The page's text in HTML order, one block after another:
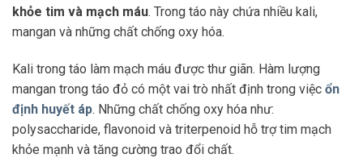
khỏe tim và mạch máu. Trong táo này chứa nhiều kali,
mangan và những chất chống oxy hóa.
Kali trong táo làm mạch máu được thư giãn. Hàm lượng
mangan trong táo đỏ có một vai trò nhất định trong việc ổn
định huyết áp. Những chất chống oxy hóa như:
polysaccharide, flavonoid và triterpenoid hỗ trợ tim mạch
khỏe mạnh và tăng cường trao đổi chất.